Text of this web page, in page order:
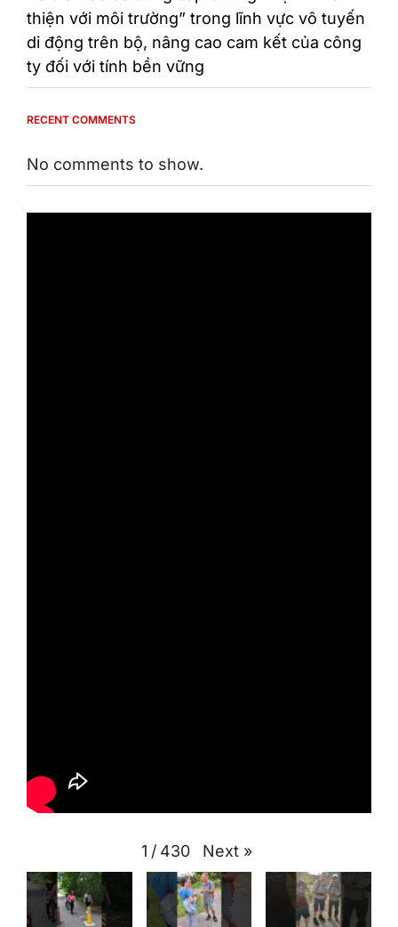
thiện với môi trường” trong lĩnh vực vô tuyến
di động trên bộ, nâng cao cam kết của công
ty đối với tính bền vững
RECENT COMMENTS
No comments to show.
1 / 430 Next »